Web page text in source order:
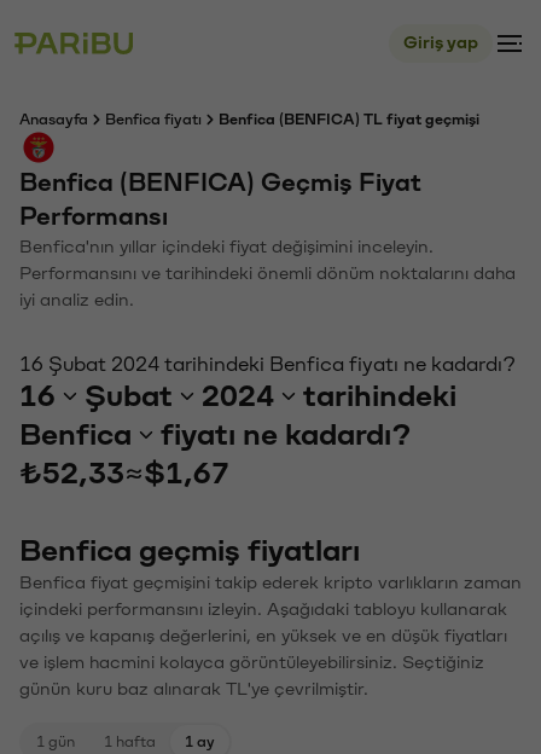
Giriş yap
Anasayfa Benfica fiyatı Benfica (BENFICA) TL fiyat geçmişi
Benfica (BENFICA) Geçmiş Fiyat
Performansı
Benfica'nın yıllar içindeki fiyat değişimini inceleyin.
Performansını ve tarihindeki önemli dönüm noktalarını daha
iyi analiz edin.
16 Şubat 2024 tarihindeki Benfica fiyatı ne kadardı?
16 Şubat 2024
tarihindeki
Benfica
fiyatı ne kadardı?
₺52,33≈$1,67
Benfica geçmiş fiyatları
Benfica fiyat geçmişini takip ederek kripto varlıkların zaman
içindeki performansını izleyin. Aşağıdaki tabloyu kullanarak
açılış ve kapanış değerlerini, en yüksek ve en düşük fiyatları
ve işlem hacmini kolayca görüntüleyebilirsiniz. Seçtiğiniz
günün kuru baz alınarak TL'ye çevrilmiştir.
1 gün 1 hafta 1 ay